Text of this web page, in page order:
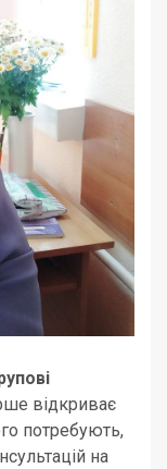
відкриває
потребують,
на